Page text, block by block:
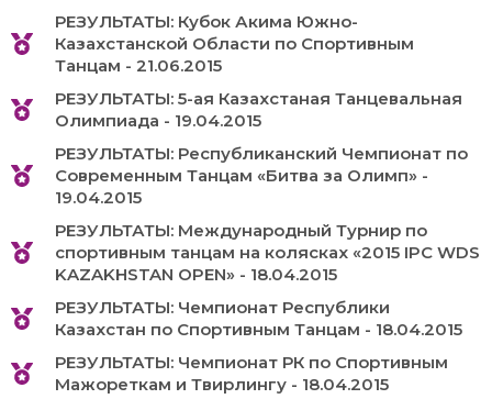
РЕЗУЛЬТАТЫ: Кубок Акима Южно-
Казахстанской Области по Спортивным
Танцам - 21.06.2015
РЕЗУЛЬТАТЫ: 5-ая Казахстаная Танцевальная
Олимпиада - 19.04.2015
РЕЗУЛЬТАТЫ: Республиканский Чемпионат по
Современным Танцам «Битва за Олимп» -
19.04.2015
РЕЗУЛЬТАТЫ: Международный Турнир по
спортивным танцам на колясках «2015 IPC WDS
KAZAKHSTAN OPEN» - 18.04.2015
РЕЗУЛЬТАТЫ: Чемпионат Республики
Казахстан по Спортивным Танцам - 18.04.2015
РЕЗУЛЬТАТЫ: Чемпионат РК по Спортивным
Мажореткам и Твирлингу - 18.04.2015